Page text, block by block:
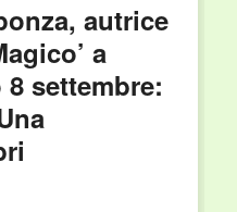
autrice
a
settembre: